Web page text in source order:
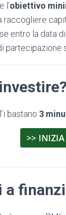
l’obiettivo
raccogliere
entro la data
partecipazione
bastano 3
>>
a